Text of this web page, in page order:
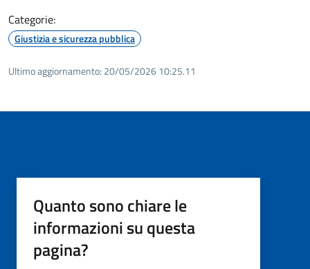
Categorie:
Giustizia e sicurezza pubblica
Ultimo aggiornamento: 20/05/2026 10:25.11
Quanto sono chiare le
informazioni su questa
pagina?